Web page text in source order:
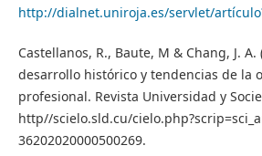
http://dialnet.uniroja.es/servlet/
Castellanos, R., Baute, M & Chang, J.
desarrollo histórico y tendencias de la
profesional. Revista Universidad y
http//scielo.sld.cu/
36202020000500269.